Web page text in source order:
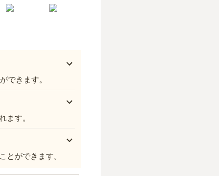
できます。
ます。
とができます。